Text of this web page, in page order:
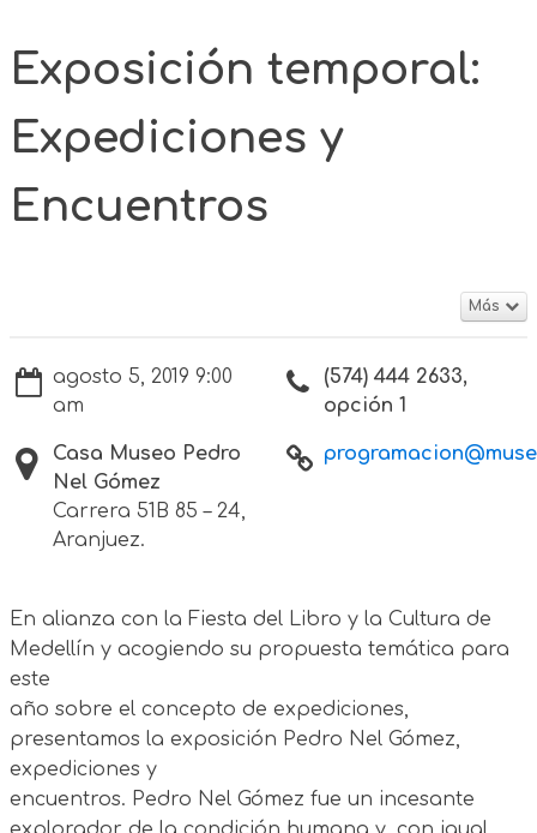
Exposición temporal:
Expediciones y
Encuentros
Más
agosto 5, 2019 9:00
am
Casa Museo Pedro
Nel Gómez
Carrera 51B 85 – 24,
Aranjuez.
(574) 444 2633,
opción 1
En alianza con la Fiesta del Libro y la Cultura de
Medellín y acogiendo su propuesta temática para
este
año sobre el concepto de expediciones,
presentamos la exposición Pedro Nel Gómez,
expediciones y
encuentros. Pedro Nel Gómez fue un incesante